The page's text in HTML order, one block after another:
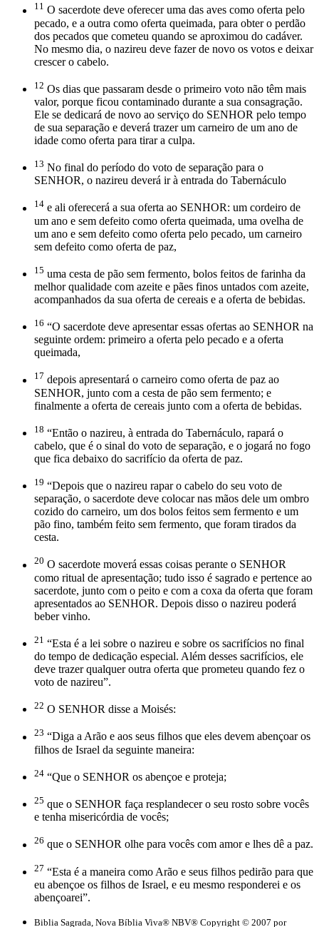
11 O sacerdote deve oferecer uma das aves como oferta pelo
pecado, e a outra como oferta queimada, para obter o perdão
dos pecados que cometeu quando se aproximou do cadáver.
No mesmo dia, o nazireu deve fazer de novo os votos e deixar
crescer o cabelo.
12 Os dias que passaram desde o primeiro voto não têm mais
valor, porque ficou contaminado durante a sua consagração.
Ele se dedicará de novo ao serviço do SENHOR pelo tempo
de sua separação e deverá trazer um carneiro de um ano de
idade como oferta para tirar a culpa.
13 No final do período do voto de separação para o
SENHOR, o nazireu deverá ir à entrada do Tabernáculo
14 e ali oferecerá a sua oferta ao SENHOR: um cordeiro de
um ano e sem defeito como oferta queimada, uma ovelha de
um ano e sem defeito como oferta pelo pecado, um carneiro
sem defeito como oferta de paz,
15 uma cesta de pão sem fermento, bolos feitos de farinha da
melhor qualidade com azeite e pães finos untados com azeite,
acompanhados da sua oferta de cereais e a oferta de bebidas.
16 “O sacerdote deve apresentar essas ofertas ao SENHOR na
seguinte ordem: primeiro a oferta pelo pecado e a oferta
queimada,
17 depois apresentará o carneiro como oferta de paz ao
SENHOR, junto com a cesta de pão sem fermento; e
finalmente a oferta de cereais junto com a oferta de bebidas.
18 “Então o nazireu, à entrada do Tabernáculo, rapará o
cabelo, que é o sinal do voto de separação, e o jogará no fogo
que fica debaixo do sacrifício da oferta de paz.
19 “Depois que o nazireu rapar o cabelo do seu voto de
separação, o sacerdote deve colocar nas mãos dele um ombro
cozido do carneiro, um dos bolos feitos sem fermento e um
pão fino, também feito sem fermento, que foram tirados da
cesta.
20 O sacerdote moverá essas coisas perante o SENHOR
como ritual de apresentação; tudo isso é sagrado e pertence ao
sacerdote, junto com o peito e com a coxa da oferta que foram
apresentados ao SENHOR. Depois disso o nazireu poderá
beber vinho.
21 “Esta é a lei sobre o nazireu e sobre os sacrifícios no final
do tempo de dedicação especial. Além desses sacrifícios, ele
deve trazer qualquer outra oferta que prometeu quando fez o
voto de nazireu”.
22 O SENHOR disse a Moisés:
23 “Diga a Arão e aos seus filhos que eles devem abençoar os
filhos de Israel da seguinte maneira:
24 “Que o SENHOR os abençoe e proteja;
25 que o SENHOR faça resplandecer o seu rosto sobre vocês
e tenha misericórdia de vocês;
26 que o SENHOR olhe para vocês com amor e lhes dê a paz.
27 “Esta é a maneira como Arão e seus filhos pedirão para que
eu abençoe os filhos de Israel, e eu mesmo responderei e os
abençoarei”.
Biblia Sagrada, Nova Bíblia Viva® NBV® Copyright © 2007 por